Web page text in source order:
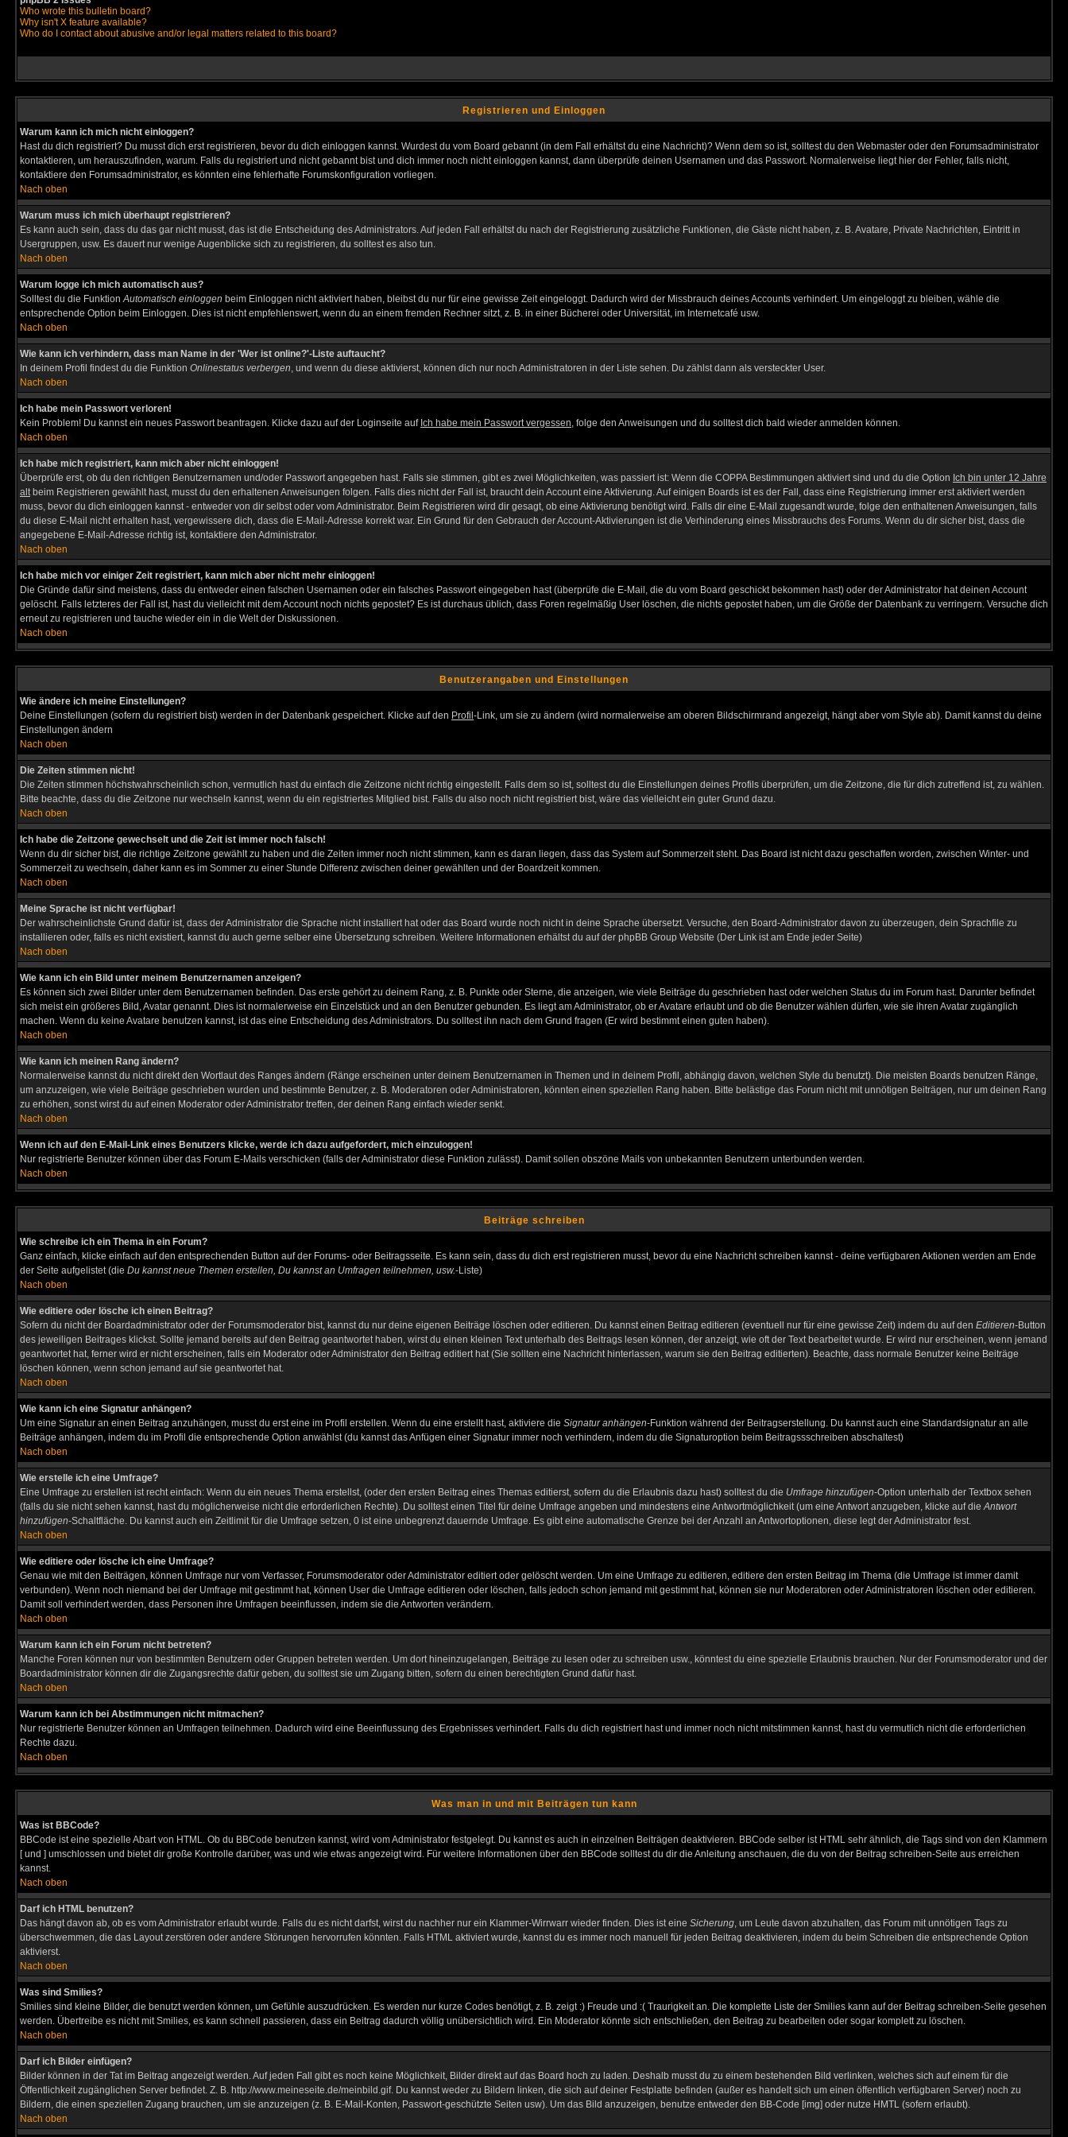
Who wrote this bulletin board?
Why isn't X feature available?
Who do I contact about abusive and/or legal matters related to this board?
Registrieren und Einloggen
Warum kann ich mich nicht einloggen?
Hast du dich registriert? Du musst dich erst registrieren, bevor du dich einloggen kannst. Wurdest du vom Board gebannt (in dem Fall erhältst du eine Nachricht)? Wenn dem so ist, solltest du den Webmaster oder den Forumsadministrator
kontaktieren, um herauszufinden, warum. Falls du registriert und nicht gebannt bist und dich immer noch nicht einloggen kannst, dann überprüfe deinen Usernamen und das Passwort. Normalerweise liegt hier der Fehler, falls nicht,
kontaktiere den Forumsadministrator, es könnten eine fehlerhafte Forumskonfiguration vorliegen.
Nach oben
Warum muss ich mich überhaupt registrieren?
Es kann auch sein, dass du das gar nicht musst, das ist die Entscheidung des Administrators. Auf jeden Fall erhältst du nach der Registrierung zusätzliche Funktionen, die Gäste nicht haben, z. B. Avatare, Private Nachrichten, Eintritt in
Usergruppen, usw. Es dauert nur wenige Augenblicke sich zu registrieren, du solltest es also tun.
Nach oben
Warum logge ich mich automatisch aus?
Solltest du die FunktionAutomatisch einloggen beim Einloggen nicht aktiviert haben, bleibst du nur für eine gewisse Zeit eingeloggt. Dadurch wird der Missbrauch deines Accounts verhindert. Um eingeloggt zu bleiben, wähle die
entsprechende Option beim Einloggen. Dies ist nicht empfehlenswert, wenn du an einem fremden Rechner sitzt, z. B. in einer Bücherei oder Universität, im Internetcafé usw.
Nach oben
Wie kann ich verhindern, dass man Name in der 'Wer ist online?'-Liste auftaucht?
In deinem Profil findest du die Funktion Onlinestatus verbergen, und wenn du diese aktivierst, können dich nur noch Administratoren in der Liste sehen. Du zählst dann als versteckter User.
Nach oben
Ich habe mein Passwort verloren!
Kein Problem! Du kannst ein neues Passwort beantragen. Klicke dazu auf der Loginseite auf Ich habe mein Passwort vergessen, folge den Anweisungen und du solltest dich bald wieder anmelden können.
Nach oben
Ich habe mich registriert, kann mich aber nicht einloggen!
Überprüfe erst, ob du den richtigen Benutzernamen und/oder Passwort angegeben hast. Falls sie stimmen, gibt es zwei Möglichkeiten, was passiert ist: Wenn die COPPA Bestimmungen aktiviert sind und du die Option Ich bin unter 12 Jahre
altbeim Registrieren gewählt hast, musst du den erhaltenen Anweisungen folgen. Falls dies nicht der Fall ist, braucht dein Account eine Aktivierung. Auf einigen Boards ist es der Fall, dass eine Registrierung immer erst aktiviert werden
muss, bevor du dich einloggen kannst - entweder von dir selbst oder vom Administrator. Beim Registrieren wird dir gesagt, ob eine Aktivierung benötigt wird. Falls dir eine E-Mail zugesandt wurde, folge den enthaltenen Anweisungen, falls
du diese E-Mail nicht erhalten hast, vergewissere dich, dass die E-Mail-Adresse korrekt war. Ein Grund für den Gebrauch der Account-Aktivierungen ist die Verhinderung eines Missbrauchs des Forums. Wenn du dir sicher bist, dass die
angegebene E-Mail-Adresse richtig ist, kontaktiere den Administrator.
Nach oben
Ich habe mich vor einiger Zeit registriert, kann mich aber nicht mehr einloggen!
Die Gründe dafür sind meistens, dass du entweder einen falschen Usernamen oder ein falsches Passwort eingegeben hast (überprüfe die E-Mail, die du vom Board geschickt bekommen hast) oder der Administrator hat deinen Account
gelöscht. Falls letzteres der Fall ist, hast du vielleicht mit dem Account noch nichts gepostet? Es ist durchaus üblich, dass Foren regelmäßig User löschen, die nichts gepostet haben, um die Größe der Datenbank zu verringern. Versuche dich
erneut zu registrieren und tauche wieder ein in die Welt der Diskussionen.
Nach oben
Benutzerangaben und Einstellungen
Wie ändere ich meine Einstellungen?
Deine Einstellungen (sofern du registriert bist) werden in der Datenbank gespeichert. Klicke auf den Profil -Link, um sie zu ändern (wird normalerweise am oberen Bildschirmrand angezeigt, hängt aber vom Style ab). Damit kannst du deine
Einstellungen ändern
Nach oben
Die Zeiten stimmen nicht!
Die Zeiten stimmen höchstwahrscheinlich schon, vermutlich hast du einfach die Zeitzone nicht richtig eingestellt. Falls dem so ist, solltest du die Einstellungen deines Profils überprüfen, um die Zeitzone, die für dich zutreffend ist, zu wählen.
Bitte beachte, dass du die Zeitzone nur wechseln kannst, wenn du ein registriertes Mitglied bist. Falls du also noch nicht registriert bist, wäre das vielleicht ein guter Grund dazu.
Nach oben
Ich habe die Zeitzone gewechselt und die Zeit ist immer noch falsch!
Wenn du dir sicher bist, die richtige Zeitzone gewählt zu haben und die Zeiten immer noch nicht stimmen, kann es daran liegen, dass das System auf Sommerzeit steht. Das Board ist nicht dazu geschaffen worden, zwischen Winter- und
Sommerzeit zu wechseln, daher kann es im Sommer zu einer Stunde Differenz zwischen deiner gewählten und der Boardzeit kommen.
Nach oben
Meine Sprache ist nicht verfügbar!
Der wahrscheinlichste Grund dafür ist, dass der Administrator die Sprache nicht installiert hat oder das Board wurde noch nicht in deine Sprache übersetzt. Versuche, den Board-Administrator davon zu überzeugen, dein Sprachfile zu
installieren oder, falls es nicht existiert, kannst du auch gerne selber eine Übersetzung schreiben. Weitere Informationen erhältst du auf der phpBB Group Website (Der Link ist am Ende jeder Seite)
Nach oben
Wie kann ich ein Bild unter meinem Benutzernamen anzeigen?
Es können sich zwei Bilder unter dem Benutzernamen befinden. Das erste gehört zu deinem Rang, z. B. Punkte oder Sterne, die anzeigen, wie viele Beiträge du geschrieben hast oder welchen Status du im Forum hast. Darunter befindet
sich meist ein größeres Bild, Avatar genannt. Dies ist normalerweise ein Einzelstück und an den Benutzer gebunden. Es liegt am Administrator, ob er Avatare erlaubt und ob die Benutzer wählen dürfen, wie sie ihren Avatar zugänglich
machen. Wenn du keine Avatare benutzen kannst, ist das eine Entscheidung des Administrators. Du solltest ihn nach dem Grund fragen (Er wird bestimmt einen guten haben).
Nach oben
Wie kann ich meinen Rang ändern?
Normalerweise kannst du nicht direkt den Wortlaut des Ranges ändern (Ränge erscheinen unter deinem Benutzernamen in Themen und in deinem Profil, abhängig davon, welchen Style du benutzt). Die meisten Boards benutzen Ränge,
um anzuzeigen, wie viele Beiträge geschrieben wurden und bestimmte Benutzer, z. B. Moderatoren oder Administratoren, könnten einen speziellen Rang haben. Bitte belästige das Forum nicht mit unnötigen Beiträgen, nur um deinen Rang
zu erhöhen, sonst wirst du auf einen Moderator oder Administrator treffen, der deinen Rang einfach wieder senkt.
Nach oben
Wenn ich auf den E-Mail-Link eines Benutzers klicke, werde ich dazu aufgefordert, mich einzuloggen!
Nur registrierte Benutzer können über das Forum E-Mails verschicken (falls der Administrator diese Funktion zulässt). Damit sollen obszöne Mails von unbekannten Benutzern unterbunden werden.
Nach oben
Beiträge schreiben
Wie schreibe ich ein Thema in ein Forum?
Ganz einfach, klicke einfach auf den entsprechenden Button auf der Forums- oder Beitragsseite. Es kann sein, dass du dich erst registrieren musst, bevor du eine Nachricht schreiben kannst - deine verfügbaren Aktionen werden am Ende
der Seite aufgelistet (die Du kannst neue Themen erstellen, Du kannst an Umfragen teilnehmen, usw.-Liste)
Nach oben
Wie editiere oder lösche ich einen Beitrag?
Sofern du nicht der Boardadministrator oder der Forumsmoderator bist, kannst du nur deine eigenen Beiträge löschen oder editieren. Du kannst einen Beitrag editieren (eventuell nur für eine gewisse Zeit) indem du auf den Editieren-Button
des jeweiligen Beitrages klickst. Sollte jemand bereits auf den Beitrag geantwortet haben, wirst du einen kleinen Text unterhalb des Beitrags lesen können, der anzeigt, wie oft der Text bearbeitet wurde. Er wird nur erscheinen, wenn jemand
geantwortet hat, ferner wird er nicht erscheinen, falls ein Moderator oder Administrator den Beitrag editiert hat (Sie sollten eine Nachricht hinterlassen, warum sie den Beitrag editierten). Beachte, dass normale Benutzer keine Beiträge
löschen können, wenn schon jemand auf sie geantwortet hat.
Nach oben
Wie kann ich eine Signatur anhängen?
Um eine Signatur an einen Beitrag anzuhängen, musst du erst eine im Profil erstellen. Wenn du eine erstellt hast, aktiviere die Signatur anhängen-Funktion während der Beitragserstellung. Du kannst auch eine Standardsignatur an alle
Beiträge anhängen, indem du im Profil die entsprechende Option anwählst (du kannst das Anfügen einer Signatur immer noch verhindern, indem du die Signaturoption beim Beitragssschreiben abschaltest)
Nach oben
Wie erstelle ich eine Umfrage?
Eine Umfrage zu erstellen ist recht einfach: Wenn du ein neues Thema erstellst, (oder den ersten Beitrag eines Themas editierst, sofern du die Erlaubnis dazu hast) solltest du die Umfrage hinzufügen-Option unterhalb der Textbox sehen
(falls du sie nicht sehen kannst, hast du möglicherweise nicht die erforderlichen Rechte). Du solltest einen Titel für deine Umfrage angeben und mindestens eine Antwortmöglichkeit (um eine Antwort anzugeben, klicke auf dieAntwort
hinzufügen-Schaltfläche. Du kannst auch ein Zeitlimit für die Umfrage setzen, 0 ist eine unbegrenzt dauernde Umfrage. Es gibt eine automatische Grenze bei der Anzahl an Antwortoptionen, diese legt der Administrator fest.
Nach oben
Wie editiere oder lösche ich eine Umfrage?
Genau wie mit den Beiträgen, können Umfrage nur vom Verfasser, Forumsmoderator oder Administrator editiert oder gelöscht werden. Um eine Umfrage zu editieren, editiere den ersten Beitrag im Thema (die Umfrage ist immer damit
verbunden). Wenn noch niemand bei der Umfrage mit gestimmt hat, können User die Umfrage editieren oder löschen, falls jedoch schon jemand mit gestimmt hat, können sie nur Moderatoren oder Administratoren löschen oder editieren.
Damit soll verhindert werden, dass Personen ihre Umfragen beeinflussen, indem sie die Antworten verändern.
Nach oben
Warum kann ich ein Forum nicht betreten?
Manche Foren können nur von bestimmten Benutzern oder Gruppen betreten werden. Um dort hineinzugelangen, Beiträge zu lesen oder zu schreiben usw., könntest du eine spezielle Erlaubnis brauchen. Nur der Forumsmoderator und der
Boardadministrator können dir die Zugangsrechte dafür geben, du solltest sie um Zugang bitten, sofern du einen berechtigten Grund dafür hast.
Nach oben
Warum kann ich bei Abstimmungen nicht mitmachen?
Nur registrierte Benutzer können an Umfragen teilnehmen. Dadurch wird eine Beeinflussung des Ergebnisses verhindert. Falls du dich registriert hast und immer noch nicht mitstimmen kannst, hast du vermutlich nicht die erforderlichen
Rechte dazu.
Nach oben
Was man in und mit Beiträgen tun kann
Was ist BBCode?
BBCode ist eine spezielle Abart von HTML. Ob du BBCode benutzen kannst, wird vom Administrator festgelegt. Du kannst es auch in einzelnen Beiträgen deaktivieren. BBCode selber ist HTML sehr ähnlich, die Tags sind von den Klammern
[ und ] umschlossen und bietet dir große Kontrolle darüber, was und wie etwas angezeigt wird. Für weitere Informationen über den BBCode solltest du dir die Anleitung anschauen, die du von der Beitrag schreiben-Seite aus erreichen
kannst.
Nach oben
Darf ich HTML benutzen?
Das hängt davon ab, ob es vom Administrator erlaubt wurde. Falls du es nicht darfst, wirst du nachher nur ein Klammer-Wirrwarr wieder finden. Dies ist eine Sicherung, um Leute davon abzuhalten, das Forum mit unnötigen Tags zu
überschwemmen, die das Layout zerstören oder andere Störungen hervorrufen könnten. Falls HTML aktiviert wurde, kannst du es immer noch manuell für jeden Beitrag deaktivieren, indem du beim Schreiben die entsprechende Option
aktivierst.
Nach oben
Was sind Smilies?
Smilies sind kleine Bilder, die benutzt werden können, um Gefühle auszudrücken. Es werden nur kurze Codes benötigt, z. B. zeigt :) Freude und :( Traurigkeit an. Die komplette Liste der Smilies kann auf der Beitrag schreiben-Seite gesehen
werden. Übertreibe es nicht mit Smilies, es kann schnell passieren, dass ein Beitrag dadurch völlig unübersichtlich wird. Ein Moderator könnte sich entschließen, den Beitrag zu bearbeiten oder sogar komplett zu löschen.
Nach oben
Darf ich Bilder einfügen?
Bilder können in der Tat im Beitrag angezeigt werden. Auf jeden Fall gibt es noch keine Möglichkeit, Bilder direkt auf das Board hoch zu laden. Deshalb musst du zu einem bestehenden Bild verlinken, welches sich auf einem für die
Öffentlichkeit zugänglichen Server befindet. Z. B. http://www.meineseite.de/meinbild.gif. Du kannst weder zu Bildern linken, die sich auf deiner Festplatte befinden (außer es handelt sich um einen öffentlich verfügbaren Server) noch zu
Bildern, die einen speziellen Zugang brauchen, um sie anzuzeigen (z. B. E-Mail-Konten, Passwort-geschützte Seiten usw). Um das Bild anzuzeigen, benutze entweder den BB-Code [img] oder nutze HMTL (sofern erlaubt).
Nach oben